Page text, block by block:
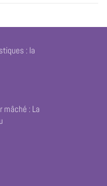
: la
mâché : La